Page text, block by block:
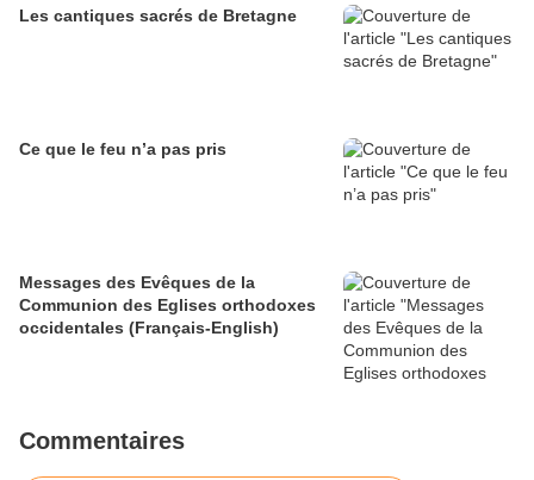
Les cantiques sacrés de Bretagne
Ce que le feu n’a pas pris
Messages des Evêques de la
Communion des Eglises orthodoxes
occidentales (Français-English)
Commentaires